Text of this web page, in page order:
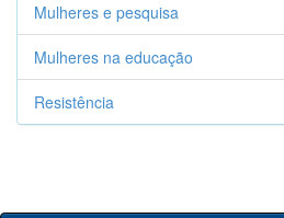
Mulheres e pesquisa
Mulheres na educação
Resistência